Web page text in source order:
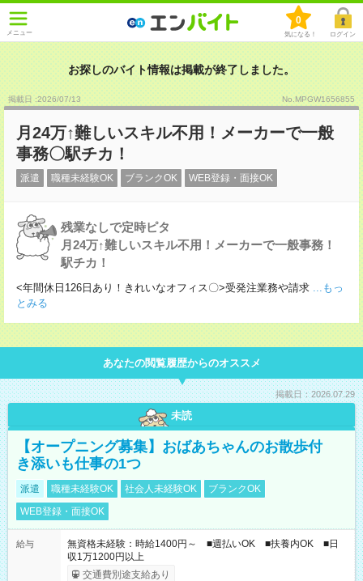
メニュー
0
気になる！ ログイン
お探しのバイト情報は掲載が終了しました。
掲載日 :2026/07/13 No.MPGW1656855
月24万↑難しいスキル不用！メーカーで一般
事務〇駅チカ！
派遣 職種未経験OK ブランクOK WEB登録・面接OK
残業なしで定時ピタ
月24万↑難しいスキル不用！メーカーで一般事務！
駅チカ！
<年間休日126日あり！きれいなオフィス〇>受発注業務や請求 ...もっ
とみる
あなたの閲覧履歴からのオススメ
掲載日：2026.07.29
未読
【オープニング募集】おばあちゃんのお散歩付
き添いも仕事の1つ
派遣 職種未経験OK 社会人未経験OK
ブランクOK
WEB登録・面接OK
給与
無資格未経験：時給1400円～ ■週払いOK ■扶養内OK ■日
収1万1200円以上
交通費別途支給あり